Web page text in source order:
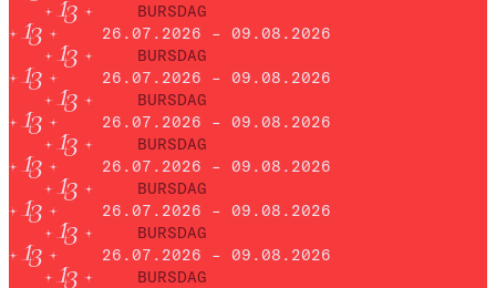
BURSDAG
26.07.2026 – 09.08.2026
BURSDAG
26.07.2026 – 09.08.2026
BURSDAG
26.07.2026 – 09.08.2026
BURSDAG
26.07.2026 – 09.08.2026
BURSDAG
26.07.2026 – 09.08.2026
BURSDAG
26.07.2026 – 09.08.2026
BURSDAG